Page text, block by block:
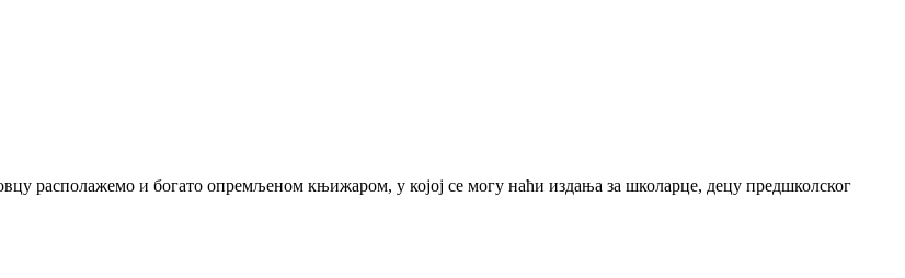
располажемо и богато опремљеном књижаром, у којој се могу наћи издања за школарце, децу предшколског